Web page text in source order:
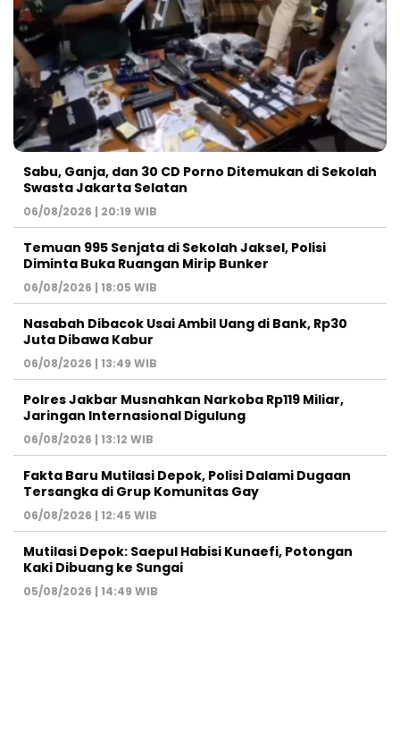
Sabu, Ganja, dan 30 CD Porno Ditemukan di Sekolah
Swasta Jakarta Selatan
06/08/2026 | 20:19 WIB
Temuan 995 Senjata di Sekolah Jaksel, Polisi
Diminta Buka Ruangan Mirip Bunker
06/08/2026 | 18:05 WIB
Nasabah Dibacok Usai Ambil Uang di Bank, Rp30
Juta Dibawa Kabur
06/08/2026 | 13:49 WIB
Polres Jakbar Musnahkan Narkoba Rp119 Miliar,
Jaringan Internasional Digulung
06/08/2026 | 13:12 WIB
Fakta Baru Mutilasi Depok, Polisi Dalami Dugaan
Tersangka di Grup Komunitas Gay
06/08/2026 | 12:45 WIB
Mutilasi Depok: Saepul Habisi Kunaefi, Potongan
Kaki Dibuang ke Sungai
05/08/2026 | 14:49 WIB